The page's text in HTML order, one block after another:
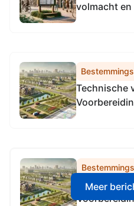
volmacht
Technische
Meer